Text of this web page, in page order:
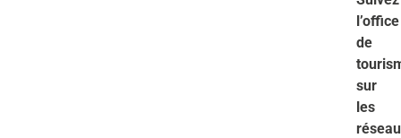
l’office
de
sur
les